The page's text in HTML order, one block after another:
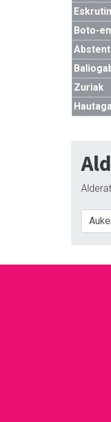
Boto-
Zuriak